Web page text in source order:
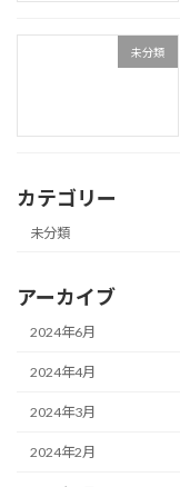
未分類
カテゴリー
未分類
アーカイブ
2024年6月
2024年4月
2024年3月
2024年2月